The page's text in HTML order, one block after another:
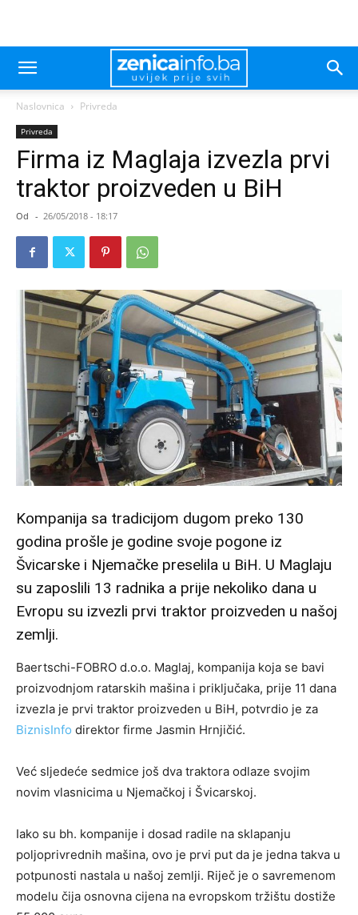
Naslovnica Privreda
Privreda
Firma iz Maglaja izvezla prvi
traktor proizveden u BiH
Od - 26/05/2018 - 18:17
Kompanija sa tradicijom dugom preko 130
godina prošle je godine svoje pogone iz
Švicarske i Njemačke preselila u BiH. U Maglaju
su zaposlili 13 radnika a prije nekoliko dana u
Evropu su izvezli prvi traktor proizveden u našoj
zemlji.
Baertschi-FOBRO d.o.o. Maglaj, kompanija koja se bavi
proizvodnjom ratarskih mašina i priključaka, prije 11 dana
izvezla je prvi traktor proizveden u BiH, potvrdio je za
BiznisInfo direktor firme Jasmin Hrnjičić.
Već sljedeće sedmice još dva traktora odlaze svojim
novim vlasnicima u Njemačkoj i Švicarskoj.
Iako su bh. kompanije i dosad radile na sklapanju
poljoprivrednih mašina, ovo je prvi put da je jedna takva u
potpunosti nastala u našoj zemlji. Riječ je o savremenom
modelu čija osnovna cijena na evropskom tržištu dostiže